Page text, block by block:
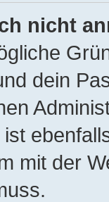
nicht
dein
mit der